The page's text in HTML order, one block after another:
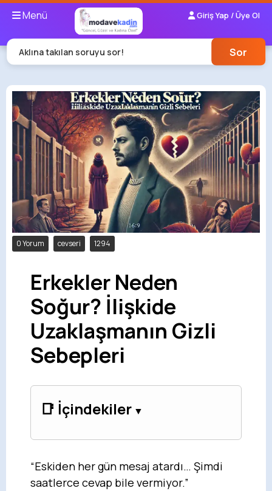
Menü Giriş Yap / Üye Ol
Aklına takılan soruyu sor! Sor
0 Yorum cevseri 1294
Erkekler Neden
Soğur? İlişkide
Uzaklaşmanın Gizli
Sebepleri
📑 İçindekiler
“Eskiden her gün mesaj atardı… Şimdi
saatlerce cevap bile vermiyor.”